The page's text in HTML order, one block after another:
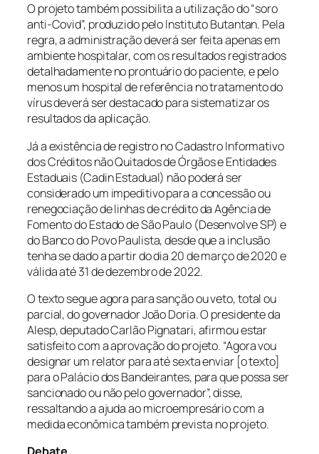
O projeto também possibilita a utilização do “soro
anti-Covid”, produzido pelo Instituto Butantan. Pela
regra, a administração deverá ser feita apenas em
ambiente hospitalar, com os resultados registrados
detalhadamente no prontuário do paciente, e pelo
menos um hospital de referência no tratamento do
vírus deverá ser destacado para sistematizar os
resultados da aplicação.
Já a existência de registro no Cadastro Informativo
dos Créditos não Quitados de Órgãos e Entidades
Estaduais (Cadin Estadual) não poderá ser
considerado um impeditivo para a concessão ou
renegociação de linhas de crédito da Agência de
Fomento do Estado de São Paulo (Desenvolve SP) e
do Banco do Povo Paulista, desde que a inclusão
tenha se dado a partir do dia 20 de março de 2020 e
válida até 31 de dezembro de 2022.
O texto segue agora para sanção ou veto, total ou
parcial, do governador João Doria. O presidente da
Alesp, deputado Carlão Pignatari, afirmou estar
satisfeito com a aprovação do projeto. “Agora vou
designar um relator para até sexta enviar [o texto]
para o Palácio dos Bandeirantes, para que possa ser
sancionado ou não pelo governador”, disse,
ressaltando a ajuda ao microempresário com a
medida econômica também prevista no projeto.